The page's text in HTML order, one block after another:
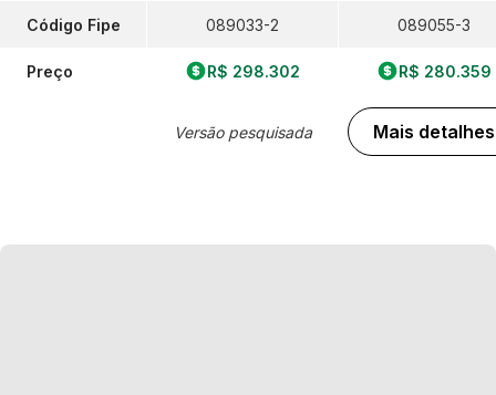
Código Fipe
Preço
089033-2
R$ 298.302
Versão pesquisada
089055-3
R$ 280.359
Mais detalhes